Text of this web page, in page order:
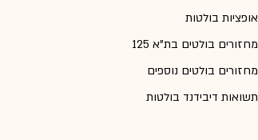
אופציות בולטות
מחזורים בולטים בת"א 125
מחזורים בולטים נוספים
תשואות דיבידנד בולטות